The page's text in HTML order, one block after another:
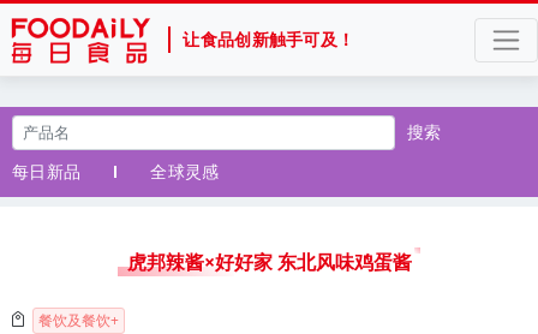
让食品创新触手可及！
搜索
每日新品
全球灵感
虎邦辣酱×好好家 东北风味鸡蛋酱
餐饮及餐饮+